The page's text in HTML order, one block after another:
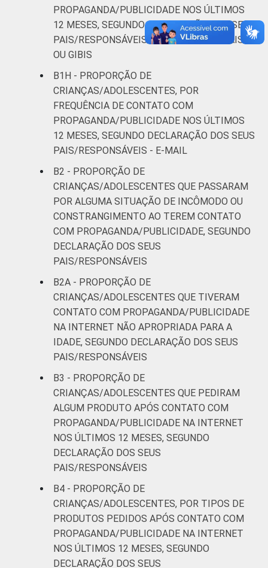
PROPAGANDA/PUBLICIDADE NOS ÚLTIMOS
12 MESES, SEGUNDO DECLARAÇÃO DOS SEUS
PAIS/RESPONSÁVEIS - REVISTAS, JORNAIS
OU GIBIS
B1H - PROPORÇÃO DE
CRIANÇAS/ADOLESCENTES, POR
FREQUÊNCIA DE CONTATO COM
PROPAGANDA/PUBLICIDADE NOS ÚLTIMOS
12 MESES, SEGUNDO DECLARAÇÃO DOS SEUS
PAIS/RESPONSÁVEIS - E-MAIL
B2 - PROPORÇÃO DE
CRIANÇAS/ADOLESCENTES QUE PASSARAM
POR ALGUMA SITUAÇÃO DE INCÔMODO OU
CONSTRANGIMENTO AO TEREM CONTATO
COM PROPAGANDA/PUBLICIDADE, SEGUNDO
DECLARAÇÃO DOS SEUS
PAIS/RESPONSÁVEIS
B2A - PROPORÇÃO DE
CRIANÇAS/ADOLESCENTES QUE TIVERAM
CONTATO COM PROPAGANDA/PUBLICIDADE
NA INTERNET NÃO APROPRIADA PARA A
IDADE, SEGUNDO DECLARAÇÃO DOS SEUS
PAIS/RESPONSÁVEIS
B3 - PROPORÇÃO DE
CRIANÇAS/ADOLESCENTES QUE PEDIRAM
ALGUM PRODUTO APÓS CONTATO COM
PROPAGANDA/PUBLICIDADE NA INTERNET
NOS ÚLTIMOS 12 MESES, SEGUNDO
DECLARAÇÃO DOS SEUS
PAIS/RESPONSÁVEIS
B4 - PROPORÇÃO DE
CRIANÇAS/ADOLESCENTES, POR TIPOS DE
PRODUTOS PEDIDOS APÓS CONTATO COM
PROPAGANDA/PUBLICIDADE NA INTERNET
NOS ÚLTIMOS 12 MESES, SEGUNDO
DECLARAÇÃO DOS SEUS